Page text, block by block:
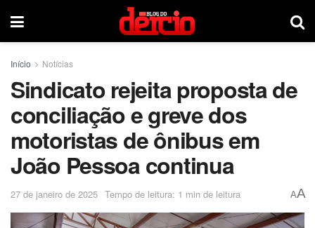
Início Notícias
Sindicato rejeita proposta de
conciliação e greve dos
motoristas de ônibus em
João Pessoa continua
27 de janeiro de 2025 Tempo de leitura: 1 min de leitura AA